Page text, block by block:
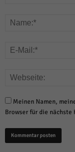
Meinen Namen,
Browser für die nächste